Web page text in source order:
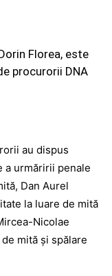
Florea, este
procurorii DNA
au dispus
a urmăririi penale
Dan Aurel
la luare de mită
Nicolae
mită şi spălare